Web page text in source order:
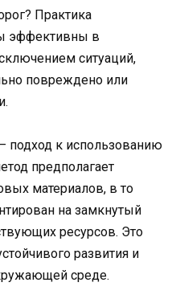
Практика
эффективны в
ситуаций,
повреждено или
подход к использованию
предполагает
материалов, в то
на замкнутый
ресурсов. Это
развития и
среде.